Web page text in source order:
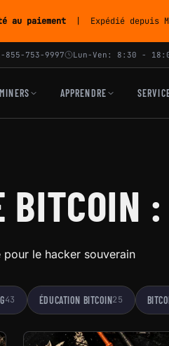
au paiement | Expédié depuis
855-753-9997 Lun-Ven: 8:30 -
MINERS APPRENDRE
BITCOIN
le hacker souverain
43 ÉDUCATION BITCOIN25